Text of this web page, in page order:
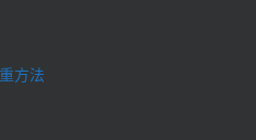
方法